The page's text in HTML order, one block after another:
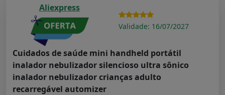
Aliexpress
Validade: 16/07/2027
Cuidados de saúde mini handheld portátil
inalador nebulizador silencioso ultra sônico
inalador nebulizador crianças adulto
recarregável automizer